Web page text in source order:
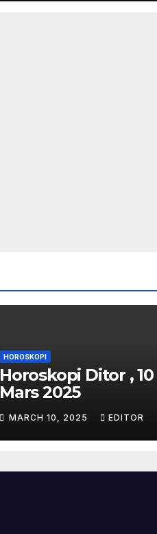
HOROSKOPI
Horoskopi Ditor , 10
Mars 2025
MARCH 10, 2025 EDITOR